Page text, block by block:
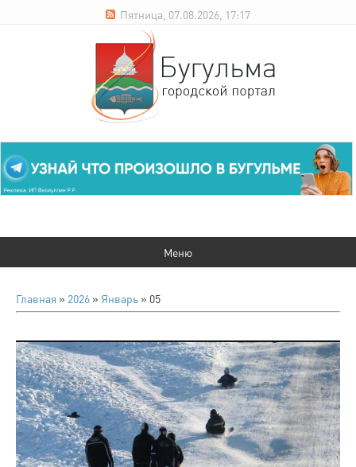
Пятница, 07.08.2026, 17:17
Главная » 2026 » Январь » 05